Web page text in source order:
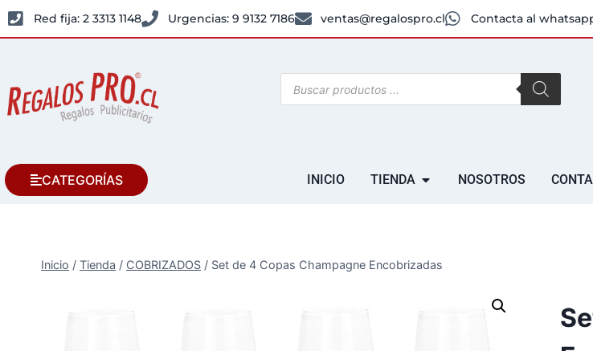
Red fija: 2 3313 1148 Urgencias: 9 9132 7186 ventas@regalospro.cl Contacta al
CATEGORÍAS INICIO TIENDA NOSOTROS
Inicio / Tienda / COBRIZADOS / Set de 4 Copas Champagne Encobrizadas